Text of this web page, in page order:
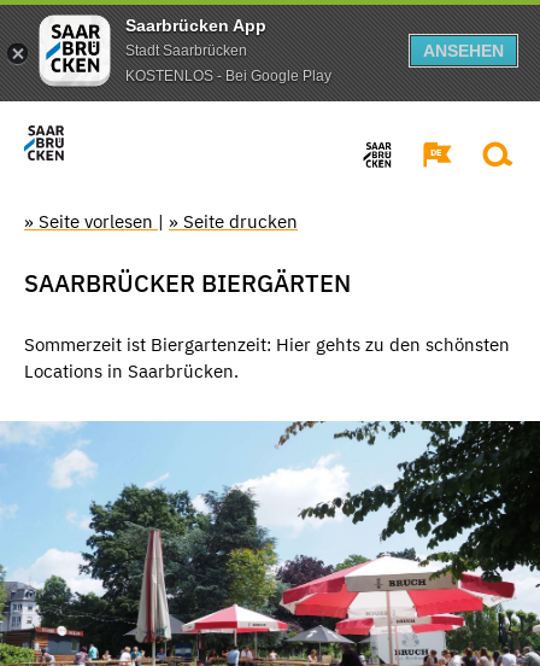
Saarbrücken App
Stadt Saarbrücken
KOSTENLOS - Bei Google Play
ANSEHEN
» Seite vorlesen | » Seite drucken
SAARBRÜCKER BIERGÄRTEN
Sommerzeit ist Biergartenzeit: Hier gehts zu den schönsten
Locations in Saarbrücken.